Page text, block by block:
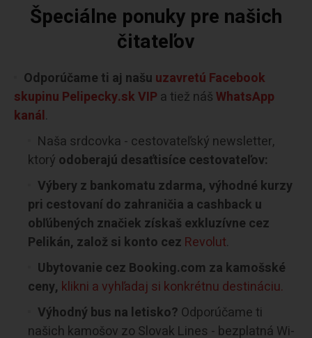
Špeciálne ponuky pre našich
čitateľov
Odporúčame ti aj našu uzavretú Facebook
skupinu Pelipecky.sk VIP a tiež nášWhatsApp
kanál.
Naša srdcovka - cestovateľský newsletter,
ktorý odoberajú desaťtisíce cestovateľov:
Výbery z bankomatu zdarma, výhodné kurzy
pri cestovaní do zahraničia a cashback u
obľúbených značiek získaš exkluzívne cez
Pelikán, založ si konto cez Revolut.
Ubytovanie cez Booking.com za kamošské
ceny, klikni a vyhľadaj si konkrétnu destináciu.
Výhodný bus na letisko? Odporúčame ti
našich kamošov zo Slovak Lines - bezplatná Wi-